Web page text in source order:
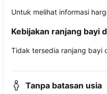
Untuk melihat informasi
Kebijakan ranjang bayi
Tidak tersedia ranjang bayi
Tanpa batasan usia